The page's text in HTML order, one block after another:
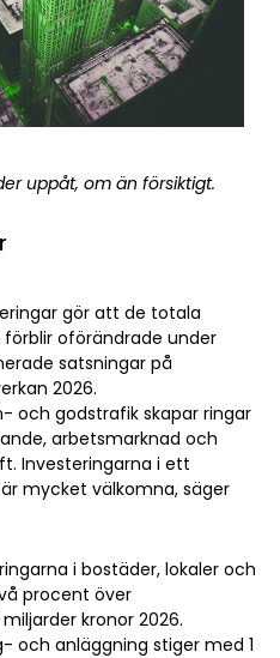
uppåt, om än försiktigt.
gör att de totala
oförändrade under
satsningar på
2026.
och godstrafik skapar ringar
arbetsmarknad och
Investeringarna i ett
mycket välkomna, säger
i bostäder, lokaler och
procent över
kronor 2026.
och anläggning stiger med 1